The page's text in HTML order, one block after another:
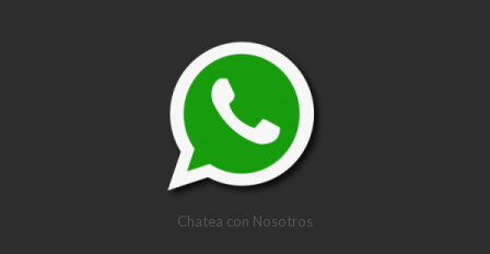
Chatea con Nosotros